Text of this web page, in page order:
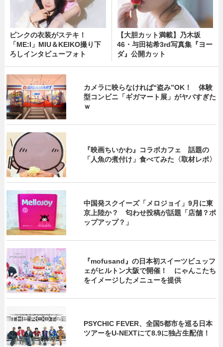
ピンクの衣装がステキ！
「ME:I」MIU＆KEIKO撮り下
ろしインタビューフォト
【大胆カット満載】乃木坂
46・与田祐希3rd写真集『ヨー
ダ』公開カット
カメラに映らなければ“盗み”OK！ 体験
型コンビニ「ギガマート展」がヤバすぎた
ｗ
『映画ちいかわ』コラボカフェ 話題の
「人魚の煮付け」食べてみた〈取材レポ〉
中国発スクイーズ「メロジョイ」9月に東
京上陸か？ 匂わせ投稿が話題「店舗？ポ
ップアップ？」
『mofusand』の日本初スイーツビュッフ
ェがヒルトン大阪で開催！ にゃんこたち
をイメージしたメニューを提供
PSYCHIC FEVER、全国5都市を巡る日本
ツアーをU‐NEXTにて8.9に独占生配信！